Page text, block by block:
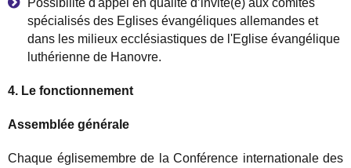
spécialisés des Eglises évangé liques allemandes et
dans les milieux eccl ésiastiques de l'Eglise évangé lique
luthérienne de Hanovre.
4. Le fonctionnement
Assembl ée générale
Chaque églisemembre de la Conférence internationale des